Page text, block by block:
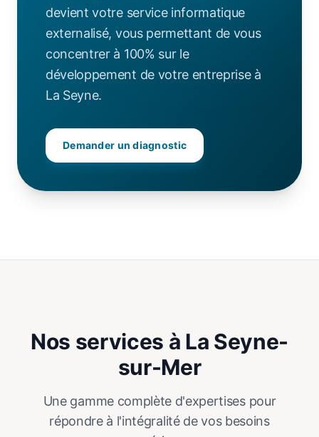
devient votre service informatique
externalisé, vous permettant de vous
concentrer à 100% sur le
développement de votre entreprise à
La Seyne.
Demander un diagnostic
Nos services à La Seyne-
sur-Mer
Une gamme complète d'expertises pour
répondre à l'intégralité de vos besoins